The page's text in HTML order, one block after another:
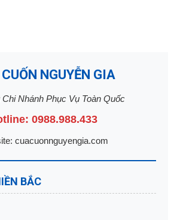
NGUYỄN GIA
Chi Nhánh Phục Vụ Toàn Quốc
0988.988.433
cuacuonnguyengia.com
BẮC